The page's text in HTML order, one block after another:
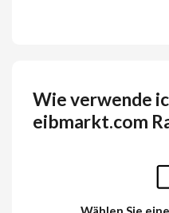
Wie verwende
eibmarkt.com